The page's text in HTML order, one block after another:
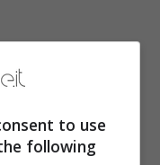
to use
following